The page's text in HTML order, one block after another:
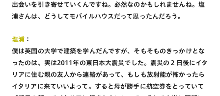
出会いを引き寄せていくんですね。必然なのかもしれませんね。塩
浦さんは、どうしてモバイルハウスだって思ったんだろう。
塩浦 ：
僕は英国の大学で建築を学んだんですが、そもそものきっかけとな
ったのは、実は2011年の東日本大震災でした。震災の２日後にイタ
リアに住む親の友人から連絡があって、もしも放射能が怖かったら
イタリアに来ていいよって。すると母が勝手に航空券をとっていて